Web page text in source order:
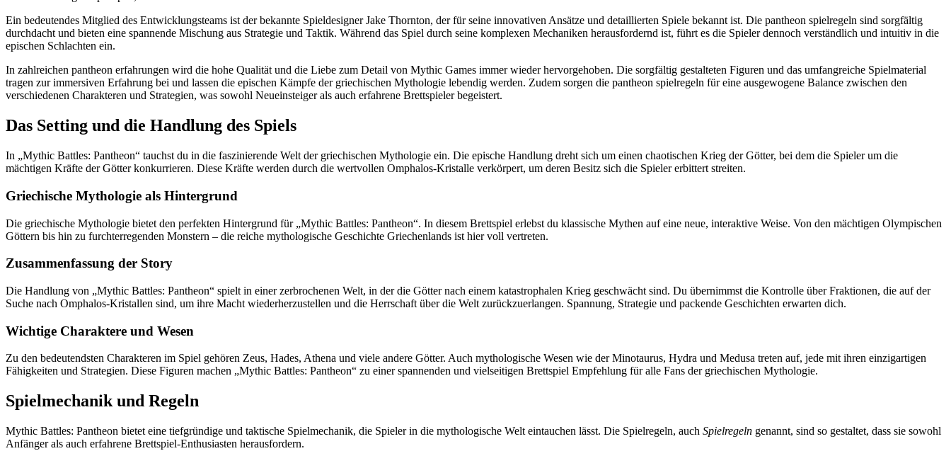
Ein bedeutendes Mitglied des Entwicklungsteams ist der bekannte Spieldesigner Jake Thornton, der für seine innovativen Ansätze und detaillierten Spiele bekannt ist. Die pantheon spielregeln sind sorgfältig
durchdacht und bieten eine spannende Mischung aus Strategie und Taktik. Während das Spiel durch seine komplexen Mechaniken herausfordernd ist, führt es die Spieler dennoch verständlich und intuitiv in die
epischen Schlachten ein.
In zahlreichen pantheon erfahrungen wird die hohe Qualität und die Liebe zum Detail von Mythic Games immer wieder hervorgehoben. Die sorgfältig gestalteten Figuren und das umfangreiche Spielmaterial
tragen zur immersiven Erfahrung bei und lassen die epischen Kämpfe der griechischen Mythologie lebendig werden. Zudem sorgen die pantheon spielregeln für eine ausgewogene Balance zwischen den
verschiedenen Charakteren und Strategien, was sowohl Neueinsteiger als auch erfahrene Brettspieler begeistert.
Das Setting und die Handlung des Spiels
In „Mythic Battles: Pantheon“ tauchst du in die faszinierende Welt der griechischen Mythologie ein. Die epische Handlung dreht sich um einen chaotischen Krieg der Götter, bei dem die Spieler um die
mächtigen Kräfte der Götter konkurrieren. Diese Kräfte werden durch die wertvollen Omphalos-Kristalle verkörpert, um deren Besitz sich die Spieler erbittert streiten.
Griechische Mythologie als Hintergrund
Die griechische Mythologie bietet den perfekten Hintergrund für „Mythic Battles: Pantheon“. In diesem Brettspiel erlebst du klassische Mythen auf eine neue, interaktive Weise. Von den mächtigen Olympischen
Göttern bis hin zu furchterregenden Monstern – die reiche mythologische Geschichte Griechenlands ist hier voll vertreten.
Zusammenfassung der Story
Die Handlung von „Mythic Battles: Pantheon“ spielt in einer zerbrochenen Welt, in der die Götter nach einem katastrophalen Krieg geschwächt sind. Du übernimmst die Kontrolle über Fraktionen, die auf der
Suche nach Omphalos-Kristallen sind, um ihre Macht wiederherzustellen und die Herrschaft über die Welt zurückzuerlangen. Spannung, Strategie und packende Geschichten erwarten dich.
Wichtige Charaktere und Wesen
Zu den bedeutendsten Charakteren im Spiel gehören Zeus, Hades, Athena und viele andere Götter. Auch mythologische Wesen wie der Minotaurus, Hydra und Medusa treten auf, jede mit ihren einzigartigen
Fähigkeiten und Strategien. Diese Figuren machen „Mythic Battles: Pantheon“ zu einer spannenden und vielseitigen Brettspiel Empfehlung für alle Fans der griechischen Mythologie.
Spielmechanik und Regeln
Mythic Battles: Pantheon bietet eine tiefgründige und taktische Spielmechanik, die Spieler in die mythologische Welt eintauchen lässt. Die Spielregeln, auch Spielregeln genannt, sind so gestaltet, dass sie sowohl
Anfänger als auch erfahrene Brettspiel-Enthusiasten herausfordern.